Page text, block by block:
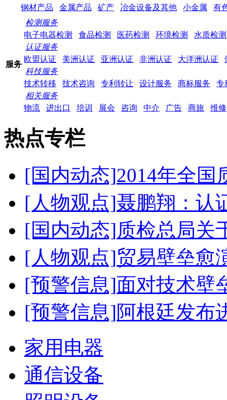
钢材产品
金属产品 矿产 冶金设备及其他 小金属 有
服务
检测服务
电子电器检测
食品检测 医药检测 环境检测
水质检测
认证服务
欧盟认证
美洲认证 亚洲认证 非洲认证 大洋洲认证
科技服务
技术转移
技术咨询 专利转让 设计服务 商标服务
专
相关服务
物流
进出口 培训 展会 咨询 中介 广告 商旅 维修
热点专栏
[国内动态]2014年全国
[人物观点]聂鹏翔：认
[国内动态]质检总局关
[人物观点]贸易壁垒愈
[预警信息]面对技术壁
[预警信息]阿根廷发布
家用电器
通信设备